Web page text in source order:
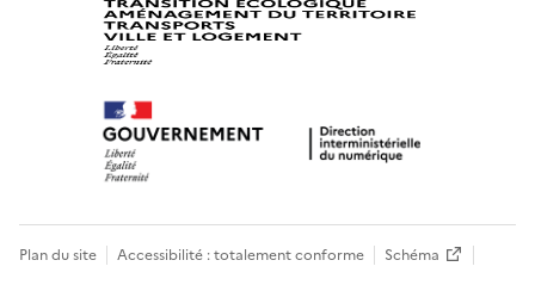
Plan du site Accessibilité : totalement conforme Schéma